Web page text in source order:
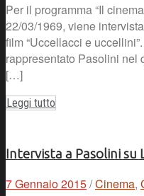
Per il programma “Il
22/03/1969, viene
film “Uccellacci e
rappresentato Pasolini nel
[…]
Leggi tutto
Intervista a Pasolini su
7 Gennaio 2015/Cinema,